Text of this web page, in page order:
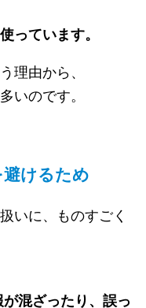
っています。
理由から、
いのです。
けるため
いに、ものすごく
混ざったり、誤っ